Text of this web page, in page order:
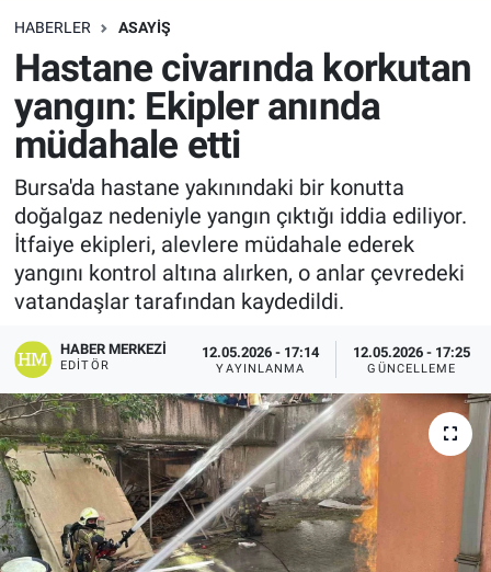
HABERLER ASAYIŞ
Hastane civarında korkutan
yangın: Ekipler anında
müdahale etti
Bursa'da hastane yakınındaki bir konutta
doğalgaz nedeniyle yangın çıktığı iddia ediliyor.
İtfaiye ekipleri, alevlere müdahale ederek
yangını kontrol altına alırken, o anlar çevredeki
vatandaşlar tarafından kaydedildi.
HABER MERKEZI
EDITÖR
12.05.2026 - 17:14
YAYINLANMA
12.05.2026 - 17:25
GÜNCELLEME